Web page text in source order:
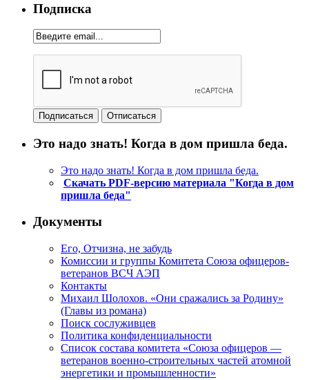
Подписка
Это надо знать! Когда в дом пришла беда.
Это надо знать! Когда в дом пришла беда.
Скачать PDF-версию материала "Когда в дом
пришла беда"
Документы
Его, Отчизна, не забудь
Комиссии и группы Комитета Союза офицеров-
ветеранов ВСЧ АЭП
Контакты
Михаил Шолохов. «Они сражались за Родину»
(Главы из романа)
Поиск сослуживцев
Политика конфиденциальности
Список состава комитета «Союза офицеров —
ветеранов военно-строительных частей атомной
энергетики и промышленности»